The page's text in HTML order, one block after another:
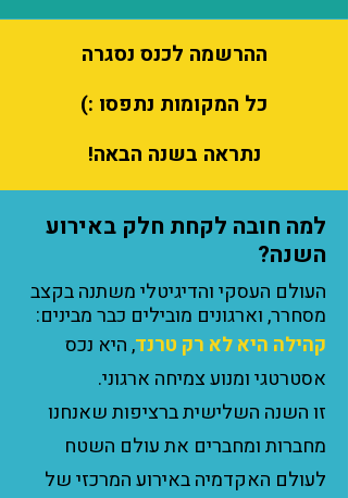
ההרשמה לכנס נסגרה
כל המקומות נתפסו :)
נתראה בשנה הבאה!
למה חובה לקחת חלק באירוע
השנה?
העולם העסקי והדיגיטלי משתנה בקצב
מסחרר, וארגונים מובילים כבר מבינים:
קהילה היא לא רק טרנד, היא נכס
אסטרטגי ומנוע צמיחה ארגוני.
זו השנה השלישית ברציפות שאנחנו
מחברות ומחברים את עולם השטח
לעולם האקדמיה באירוע המרכזי של